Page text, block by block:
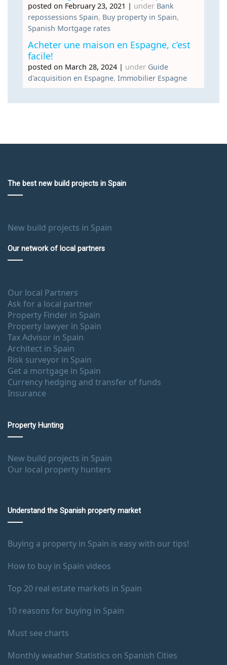
posted on February 23, 2021 | under Bank
repossessions Spain, Buy property in Spain,
Spanish Mortgage rates
Acheter une maison en Espagne, c’est
facile!
posted on March 28, 2024 | under Guide
d'acquisition en Espagne, Immobilier Espagne
The best new build projects in Spain
New build projects in Spain
Our network of local partners
Our local Partners
Ask for a local partner
Property Finder in Spain
Property lawyer in Spain
Tax Advisor in Spain
Architect in Spain
Risk surveyor in Spain
Get a mortgage in Spain
Currency hedging and transfer of funds
Insurance
Property Hunting
New build projects in Spain
Our local property hunters
Understand the Spanish property market
Buying a property in Spain is easy with our tips!
How to buy in Spain videos
Top 20 real estate markets in Spain
10 reasons for buying in Spain
Must see charts
Monthly weather Statistics on Spanish Cities